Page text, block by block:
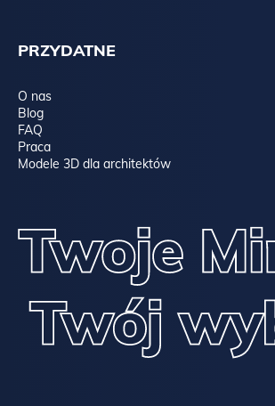
PRZYDATNE
O nas
Blog
FAQ
Praca
Modele 3D dla architektów